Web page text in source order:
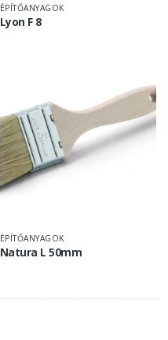
ÉPÍTŐANYAGOK
Lyon F 8
ÉPÍTŐANYAGOK
Natura L 50mm